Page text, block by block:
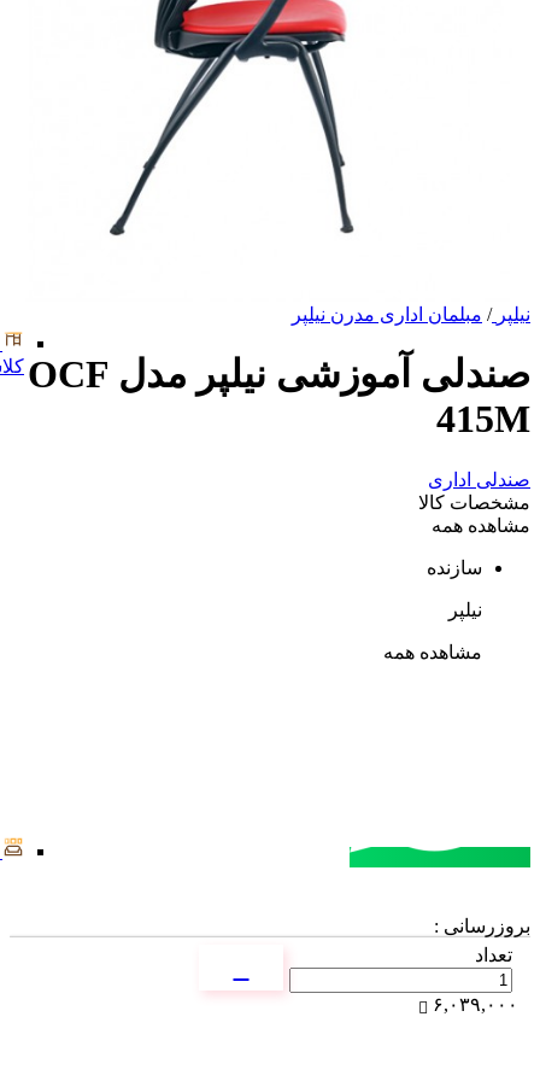
نیلپر / مبلمان اداری مدرن نیلپر
صندلی آموزشی نیلپر مدل OCF
415M
صندلی اداری
مشخصات کالا
مشاهده همه
سازنده
نیلپر
مشاهده همه
بروزرسانی :
تعداد
۶,۰۳۹,۰۰۰